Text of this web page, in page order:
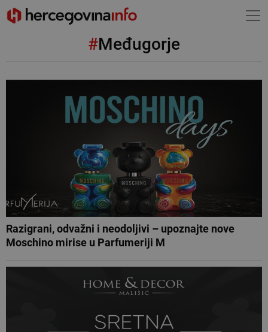
#Međugorje
Razigrani, odvažni i neodoljivi – upoznajte nove
Moschino mirise u Parfumeriji M